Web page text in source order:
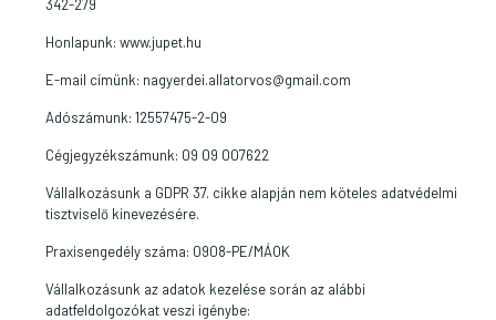
342-279
Honlapunk: www.jupet.hu
E-mail címünk: nagyerdei.allatorvos@gmail.com
Adószámunk: 12557475-2-09
Cégjegyzékszámunk: 09 09 007622
Vállalkozásunk a GDPR 37. cikke alapján nem köteles adatvédelmi
tisztviselő kinevezésére.
Praxisengedély száma: 0908-PE/MÁOK
Vállalkozásunk az adatok kezelése során az alábbi
adatfeldolgozókat veszi igénybe: